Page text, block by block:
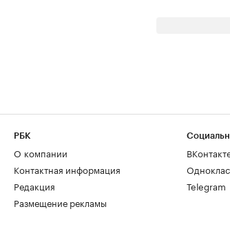
РБК
О компании
Контактная информация
Редакция
Размещение рекламы
Telegram